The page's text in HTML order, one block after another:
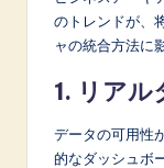
のトレンドが、
ャの統合方法に
1. リアル
データの可用性
的なダッシュボ